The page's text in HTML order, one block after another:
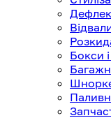
Бокси